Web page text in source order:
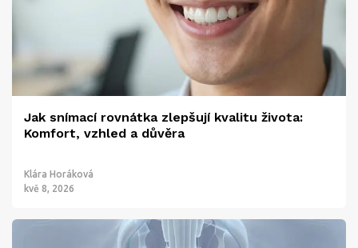
Jak snímací rovnátka zlepšují kvalitu života:
Komfort, vzhled a důvěra
Klára Horáková
kvě 8, 2026